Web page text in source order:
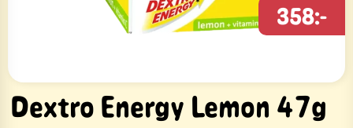
Dextro Energy Lemon 47g
358:-